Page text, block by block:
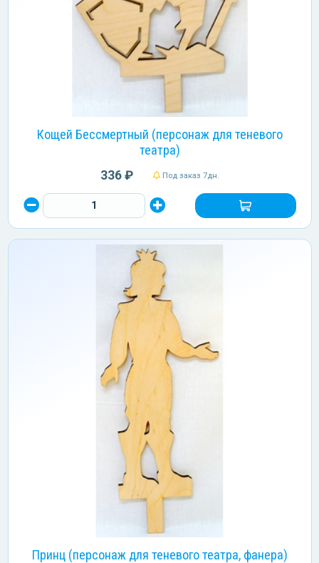
Кощей Бессмертный (персонаж для теневого
театра)
336 ₽ Под заказ 7дн.
Принц (персонаж для теневого театра, фанера)